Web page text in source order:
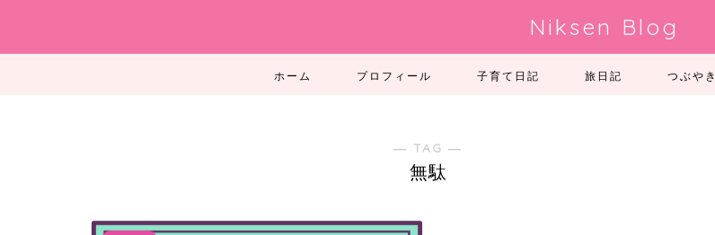
Niksen Blog
ホーム プロフィール 子育て日記 旅日記 つぶやき
― TAG ―
無駄